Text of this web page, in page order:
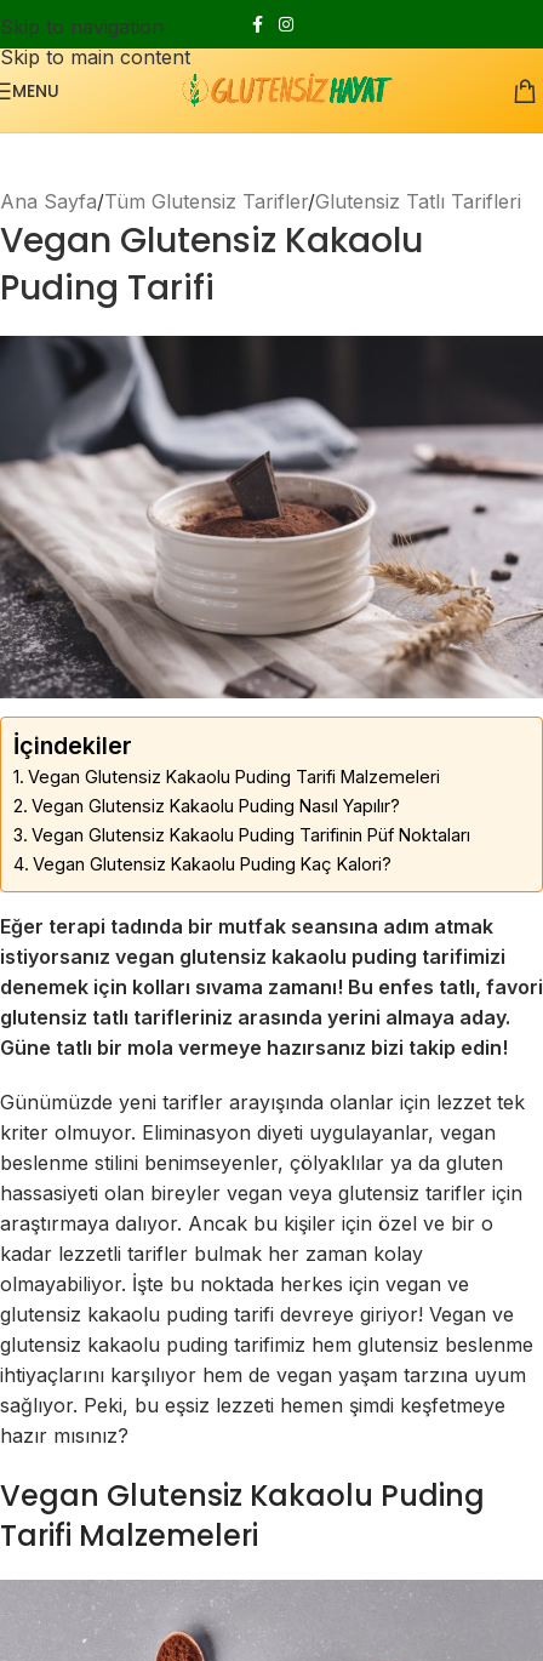
Skip to navigation
Skip to main content
MENU
Ana Sayfa Tüm Glutensiz Tarifler Glutensiz Tatlı Tarifleri
Vegan Glutensiz Kakaolu
Puding Tarifi
İçindekiler
Vegan Glutensiz Kakaolu Puding Tarifi Malzemeleri
Vegan Glutensiz Kakaolu Puding Nasıl Yapılır?
Vegan Glutensiz Kakaolu Puding Tarifinin Püf Noktaları
Vegan Glutensiz Kakaolu Puding Kaç Kalori?
Eğer terapi tadında bir mutfak seansına adım atmak
istiyorsanız vegan glutensiz kakaolu puding tarifimizi
denemek için kolları sıvama zamanı! Bu enfes tatlı, favori
glutensiz tatlı tarifleriniz arasında yerini almaya aday.
Güne tatlı bir mola vermeye hazırsanız bizi takip edin!
Günümüzde yeni tarifler arayışında olanlar için lezzet tek
kriter olmuyor. Eliminasyon diyeti uygulayanlar, vegan
beslenme stilini benimseyenler, çölyaklılar ya da gluten
hassasiyeti olan bireyler vegan veya glutensiz tarifler için
araştırmaya dalıyor. Ancak bu kişiler için özel ve bir o
kadar lezzetli tarifler bulmak her zaman kolay
olmayabiliyor. İşte bu noktada herkes için vegan ve
glutensiz kakaolu puding tarifi devreye giriyor! Vegan ve
glutensiz kakaolu puding tarifimiz hem glutensiz beslenme
ihtiyaçlarını karşılıyor hem de vegan yaşam tarzına uyum
sağlıyor. Peki, bu eşsiz lezzeti hemen şimdi keşfetmeye
hazır mısınız?
Vegan Glutensiz Kakaolu Puding
Tarifi Malzemeleri